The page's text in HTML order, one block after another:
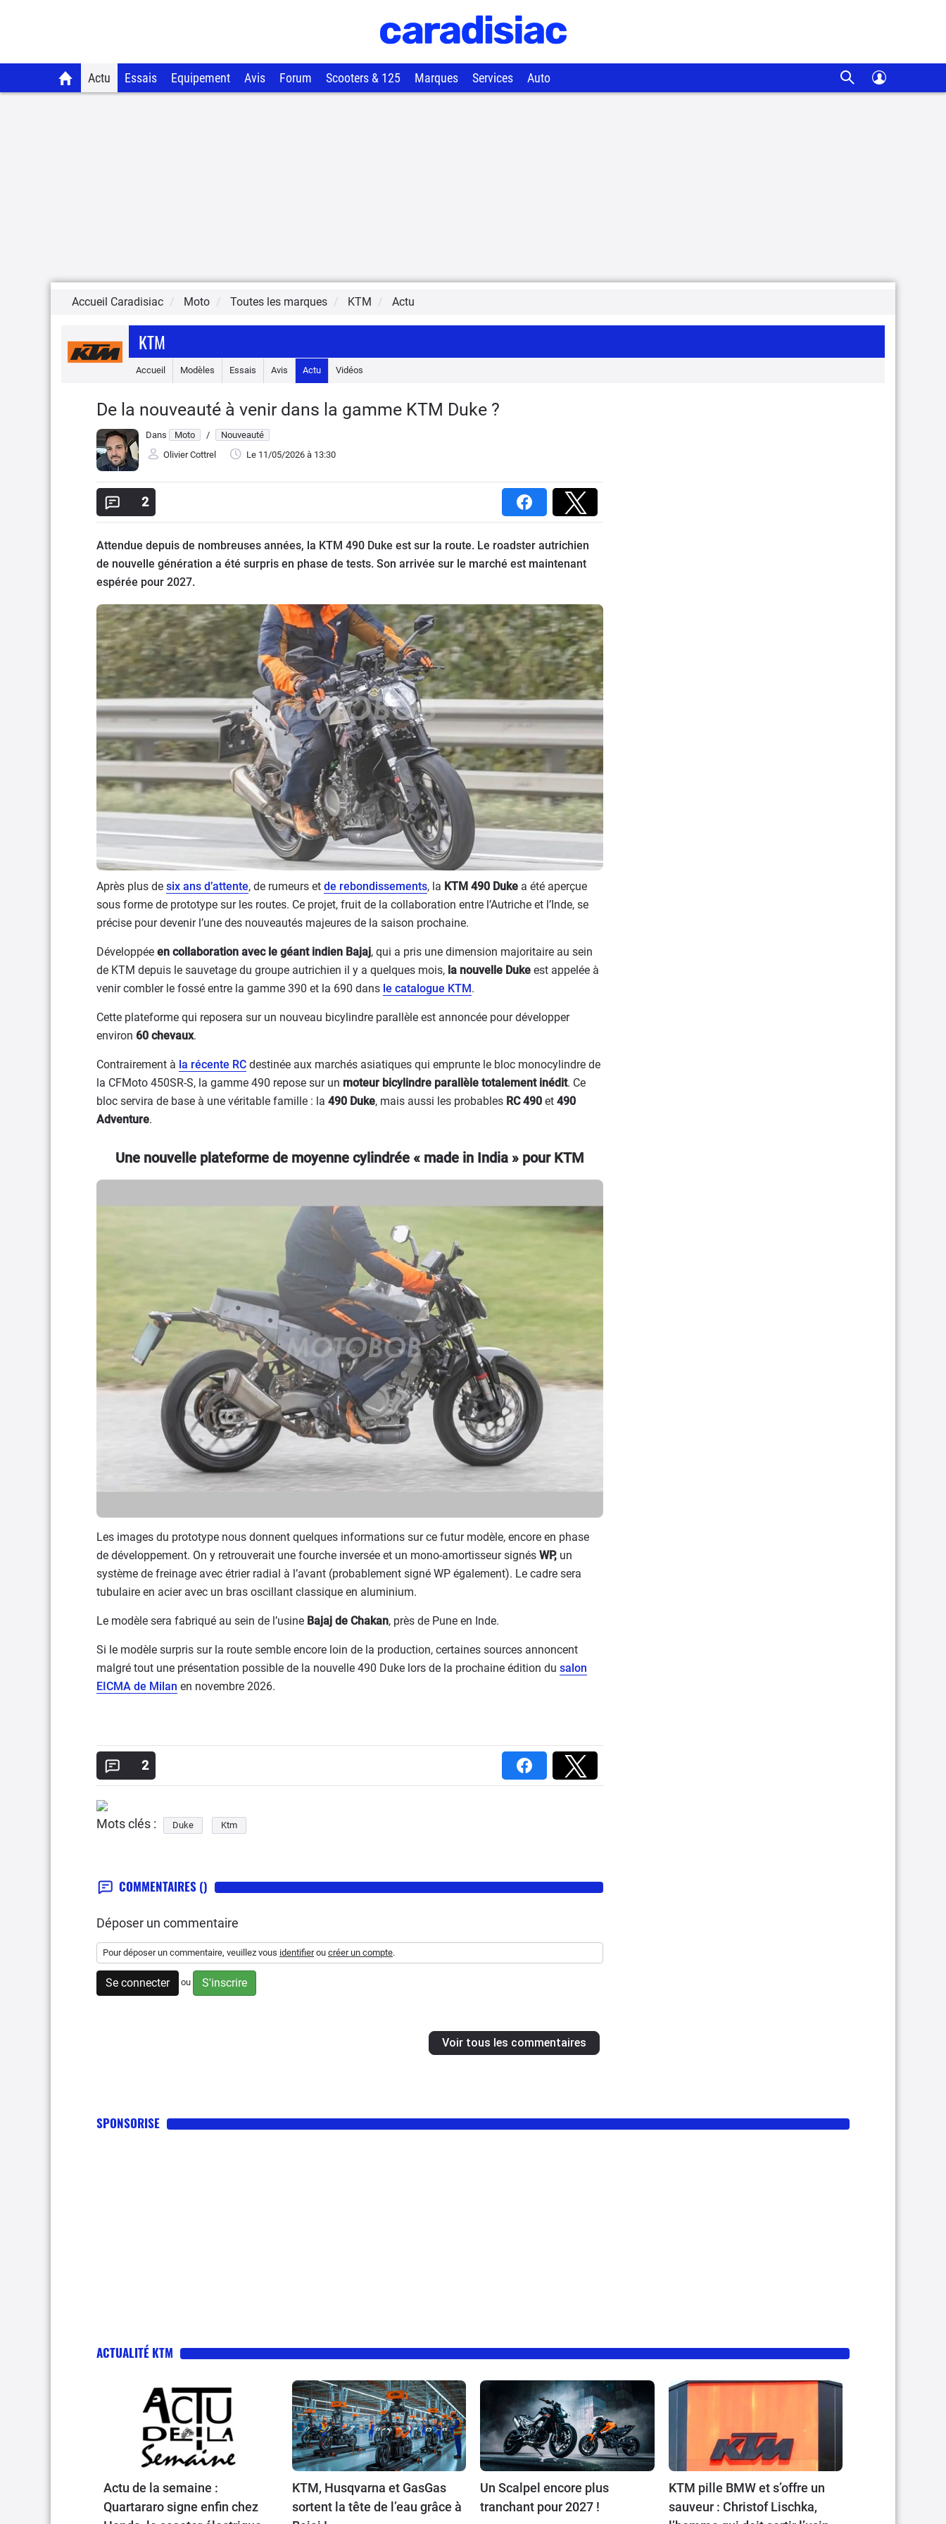
Actu Essais Equipement Avis Forum Scooters & 125 Marques Services Auto
Accueil Caradisiac Moto Toutes les marques KTM Actu
KTM
Accueil Modèles Essais Avis Actu Vidéos
De la nouveauté à venir dans la gamme KTM Duke ?
Dans Moto /
Nouveauté
Olivier Cottrel
Le 11/05/2026 à 13:30
2
Attendue depuis de nombreuses années, la KTM 490 Duke est sur la route. Le roadster autrichien
de nouvelle génération a été surpris en phase de tests. Son arrivée sur le marché est maintenant
espérée pour 2027.
Après plus de six ans d’attente, de rumeurs et de rebondissements, la KTM 490 Duke a été aperçue
sous forme de prototype sur les routes. Ce projet, fruit de la collaboration entre l’Autriche et l’Inde, se
précise pour devenir l’une des nouveautés majeures de la saison prochaine.
Développée en collaboration avec le géant indien Bajaj, qui a pris une dimension majoritaire au sein
de KTM depuis le sauvetage du groupe autrichien il y a quelques mois, la nouvelle Duke est appelée à
venir combler le fossé entre la gamme 390 et la 690 dans le catalogue KTM.
Cette plateforme qui reposera sur un nouveau bicylindre parallèle est annoncée pour développer
environ 60 chevaux.
Contrairement à la récente RC destinée aux marchés asiatiques qui emprunte le bloc monocylindre de
la CFMoto 450SR-S, la gamme 490 repose sur un moteur bicylindre parallèle totalement inédit. Ce
bloc servira de base à une véritable famille : la 490 Duke, mais aussi les probables RC 490 et 490
Adventure.
Une nouvelle plateforme de moyenne cylindrée « made in India » pour KTM
Les images du prototype nous donnent quelques informations sur ce futur modèle, encore en phase
de développement. On y retrouverait une fourche inversée et un mono-amortisseur signés WP, un
système de freinage avec étrier radial à l’avant (probablement signé WP également). Le cadre sera
tubulaire en acier avec un bras oscillant classique en aluminium.
Le modèle sera fabriqué au sein de l’usine Bajaj de Chakan, près de Pune en Inde.
Si le modèle surpris sur la route semble encore loin de la production, certaines sources annoncent
malgré tout une présentation possible de la nouvelle 490 Duke lors de la prochaine édition du salon
EICMA de Milan en novembre 2026.
2
Mots clés : Duke Ktm
COMMENTAIRES ()
Déposer un commentaire
Pour déposer un commentaire, veuillez vous identifierou créer un compte.
Se connecter ou S'inscrire
Voir tous les commentaires
SPONSORISE
ACTUALITÉ KTM
Actu de la semaine :
Quartararo signe enfin chez
KTM, Husqvarna et GasGas
sortent la tête de l’eau grâce à
Un Scalpel encore plus
tranchant pour 2027 !
KTM pille BMW et s’offre un
sauveur : Christof Lischka,